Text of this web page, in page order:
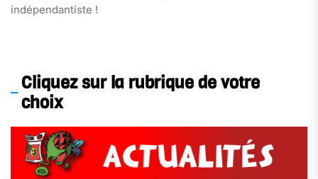
indépendantiste !
Cliquez sur la rubrique de votre
choix